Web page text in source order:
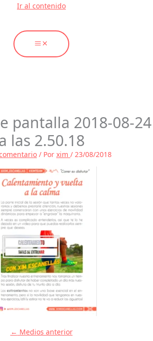
Ir al contenido
pantalla 2018-08-24
las 2.50.18
/ Por xim / 23/08/2018
← Medios anterior